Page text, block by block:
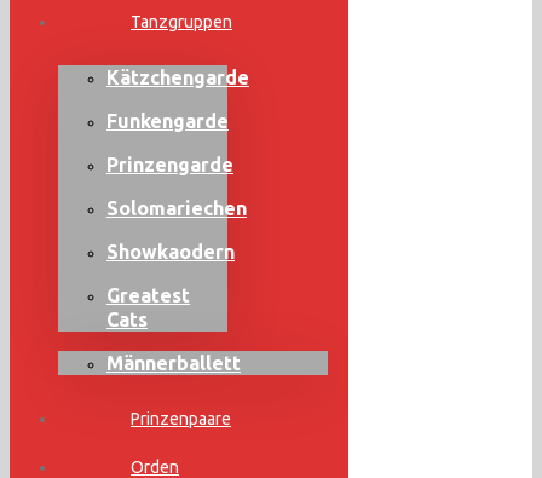
Tanzgruppen
Kätzchengarde
Funkengarde
Prinzengarde
Solomariechen
Showkaodern
Greatest
Cats
Männerballett
Prinzenpaare
Orden